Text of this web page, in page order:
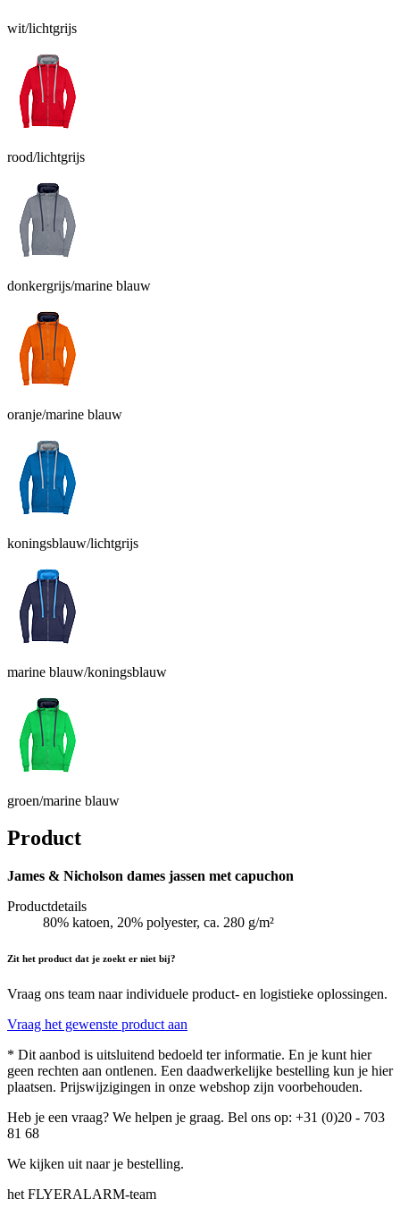
wit/lichtgrijs
rood/lichtgrijs
donkergrijs/marine blauw
oranje/marine blauw
koningsblauw/lichtgrijs
marine blauw/koningsblauw
groen/marine blauw
Product
James & Nicholson dames jassen met capuchon
Productdetails
80% katoen, 20% polyester, ca. 280 g/m²
Zit het product dat je zoekt er niet bij?
Vraag ons team naar individuele product- en logistieke oplossingen.
Vraag het gewenste product aan
* Dit aanbod is uitsluitend bedoeld ter informatie. En je kunt hier
geen rechten aan ontlenen. Een daadwerkelijke bestelling kun je hier
plaatsen. Prijswijzigingen in onze webshop zijn voorbehouden.
Heb je een vraag? We helpen je graag. Bel ons op: +31 (0)20 - 703
81 68
We kijken uit naar je bestelling.
het FLYERALARM-team